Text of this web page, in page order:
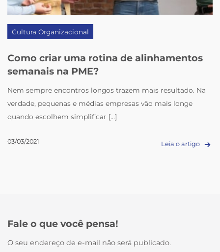
Cultura Organizacional
Como criar uma rotina de alinhamentos
semanais na PME?
Nem sempre encontros longos trazem mais resultado. Na
verdade, pequenas e médias empresas vão mais longe
quando escolhem simplificar [...]
03/03/2021 Leia o artigo
Fale o que você pensa!
O seu endereço de e-mail não será publicado.